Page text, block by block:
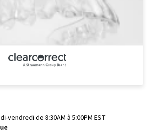
vendredi de 8:30AM à 5:00PM EST